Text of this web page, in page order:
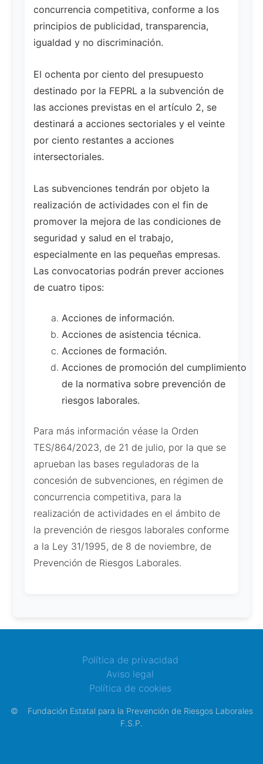
concurrencia competitiva, conforme a los
principios de publicidad, transparencia,
igualdad y no discriminación.
El ochenta por ciento del presupuesto
destinado por la FEPRL a la subvención de
las acciones previstas en el artículo 2, se
destinará a acciones sectoriales y el veinte
por ciento restantes a acciones
intersectoriales.
Las subvenciones tendrán por objeto la
realización de actividades con el fin de
promover la mejora de las condiciones de
seguridad y salud en el trabajo,
especialmente en las pequeñas empresas.
Las convocatorias podrán prever acciones
de cuatro tipos:
Acciones de información.
Acciones de asistencia técnica.
Acciones de formación.
Acciones de promoción del cumplimiento
de la normativa sobre prevención de
riesgos laborales.
Para más información véase la Orden
TES/864/2023, de 21 de julio, por la que se
aprueban las bases reguladoras de la
concesión de subvenciones, en régimen de
concurrencia competitiva, para la
realización de actividades en el ámbito de
la prevención de riesgos laborales conforme
a la Ley 31/1995, de 8 de noviembre, de
Prevención de Riesgos Laborales.
Política de privacidad
Aviso legal
Política de cookies
©
Fundación Estatal para la Prevención de Riesgos Laborales
F.S.P.